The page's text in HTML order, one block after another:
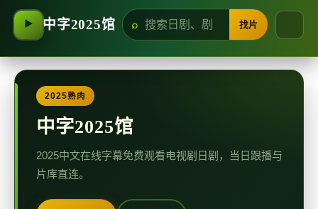
▶ 中字2025馆 找片
2025熟肉
中字2025馆
2025中文在线字幕免费观看电视剧日剧，当日跟播与
片库直连。